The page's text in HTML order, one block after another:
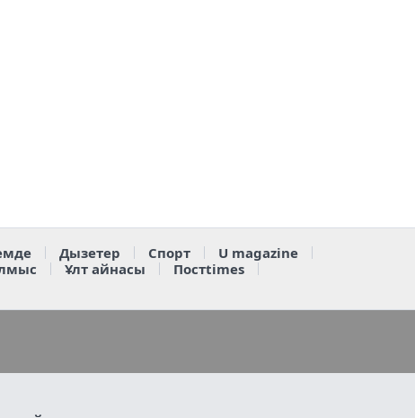
Дызетер Спорт
U magazine
Ұлт айнасы
Постtimes